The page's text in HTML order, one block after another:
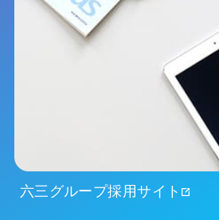
六三グループ採用サイト